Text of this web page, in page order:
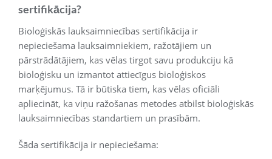
sertifikācija?
Bioloģiskās lauksaimniecības sertifikācija ir
nepieciešama lauksaimniekiem, ražotājiem un
pārstrādātājiem, kas vēlas tirgot savu produkciju kā
bioloģisku un izmantot attiecīgus bioloģiskos
marķējumus. Tā ir būtiska tiem, kas vēlas oficiāli
apliecināt, ka viņu ražošanas metodes atbilst bioloģiskās
lauksaimniecības standartiem un prasībām.
Šāda sertifikācija ir nepieciešama: